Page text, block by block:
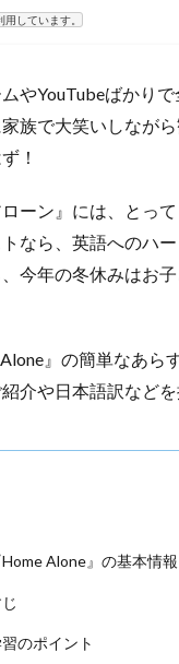
しています。
ムやYouTubeばかり
族で大笑いしなが
！
ーン』には、とっ
なら、英語へのハ
今年の冬休みはお
』の簡単なあ
介や日本語訳などを
Alone』の基本情報
のポイント